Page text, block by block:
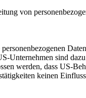
von
Unternehmen sind
werden, dass US-
keinen